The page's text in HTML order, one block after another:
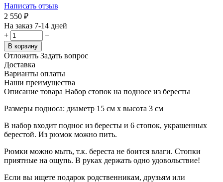
Написать отзыв
2 550 ₽
На заказ 7-14 дней
+
−
В корзину
Отложить Задать вопрос
Доставка
Варианты оплаты
Наши преимущества
Описание товара Набор стопок на подносе из бересты
Размеры подноса: диаметр 15 см х высота 3 см
В набор входит поднос из бересты и 6 стопок, украшенных
берестой. Из рюмок можно пить.
Рюмки можно мыть, т.к. береста не боится влаги. Стопки
приятные на ощупь. В руках держать одно удовольствие!
Если вы ищете подарок родственникам, друзьям или